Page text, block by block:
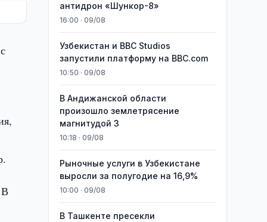
антидрон «Шункор-8»
16:00 · 09/08
Узбекистан и BBC Studios
запустили платформу на BBC.com
10:50 · 09/08
В Андижанской области
произошло землетрясение
магнитудой 3
10:18 · 09/08
Рыночные услуги в Узбекистане
выросли за полугодие на 16,9%
10:00 · 09/08
В Ташкенте пресекли